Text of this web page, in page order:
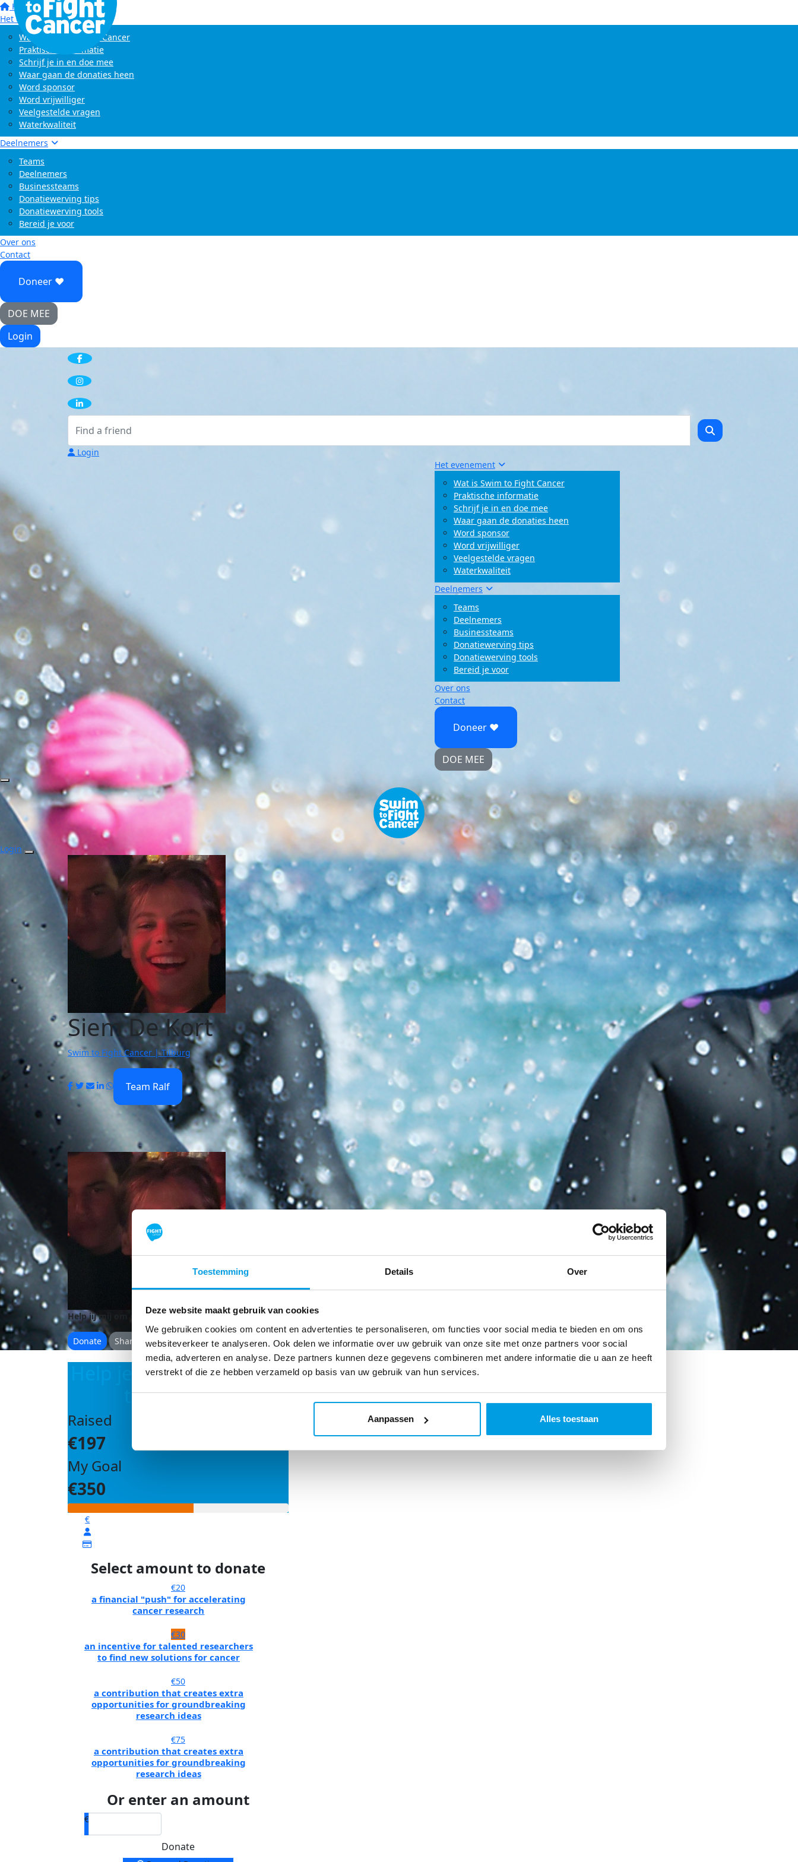
Toestemming Details Over
Deze website maakt gebruik van cookies
We gebruiken cookies om content en advertenties te personaliseren, om functies voor social media te bieden en om ons
websiteverkeer te analyseren. Ook delen we informatie over uw gebruik van onze site met onze partners voor social
media, adverteren en analyse. Deze partners kunnen deze gegevens combineren met andere informatie die u aan ze heeft
verstrekt of die ze hebben verzameld op basis van uw gebruik van hun services.
Aanpassen Alles toestaan
Home
Het evenement
Wat is Swim to Fight Cancer
Praktische informatie
Schrijf je in en doe mee
Waar gaan de donaties heen
Word sponsor
Word vrijwilliger
Veelgestelde vragen
Waterkwaliteit
Deelnemers
Teams
Deelnemers
Businessteams
Donatiewerving tips
Donatiewerving tools
Bereid je voor
Over ons
Contact
Doneer ♥
DOE MEE
Login
Login
Het evenement
Wat is Swim to Fight Cancer
Praktische informatie
Schrijf je in en doe mee
Waar gaan de donaties heen
Word sponsor
Word vrijwilliger
Veelgestelde vragen
Waterkwaliteit
Deelnemers
Teams
Deelnemers
Businessteams
Donatiewerving tips
Donatiewerving tools
Bereid je voor
Over ons
Contact
Doneer ♥
DOE MEE
Login
Siem De Kort
Swim to Fight Cancer | Tilburg
Team Ralf
Help jij mij om mijn doel te behalen?
Donate Share
Help je mij om mijn doel
te bereiken?
Raised
€197
My Goal
€350
€
Select amount to donate
€20
a financial "push" for accelerating
cancer research
€30
an incentive for talented researchers
to find new solutions for cancer
€50
a contribution that creates extra
opportunities for groundbreaking
research ideas
€75
a contribution that creates extra
opportunities for groundbreaking
research ideas
Or enter an amount
€
Donate